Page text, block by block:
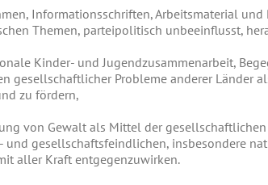
Informationsschriften, Arbeitsmaterial
Themen, parteipolitisch unbeeinflusst,
Kinder- und Jugendzusammenarbeit,
gesellschaftlicher Probleme anderer Länder
zu fördern,
von Gewalt als Mittel der
und gesellschaftsfeindlichen, insbesondere
aller Kraft entgegenzuwirken.